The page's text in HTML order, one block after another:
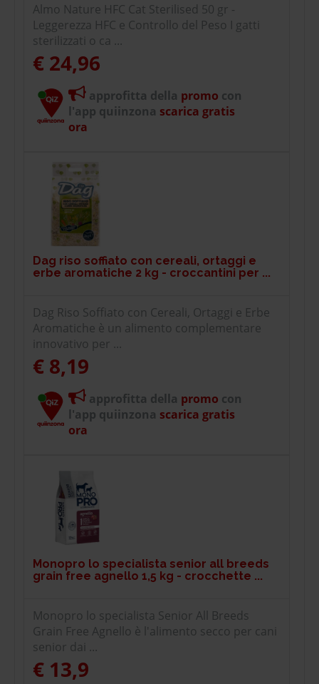
Almo Nature HFC Cat Sterilised 50 gr -
Leggerezza HFC e Controllo del Peso I gatti
sterilizzati o ca ...
€ 24,96
approfitta della promo con
l'app quiinzona scarica gratis
ora
Dag riso soffiato con cereali, ortaggi e
erbe aromatiche 2 kg - croccantini per ...
Dag Riso Soffiato con Cereali, Ortaggi e Erbe
Aromatiche è un alimento complementare
innovativo per ...
€ 8,19
approfitta della promo con
l'app quiinzona scarica gratis
ora
Monopro lo specialista senior all breeds
grain free agnello 1,5 kg - crocchette ...
Monopro lo specialista Senior All Breeds
Grain Free Agnello è l'alimento secco per cani
senior dai ...
€ 13,9